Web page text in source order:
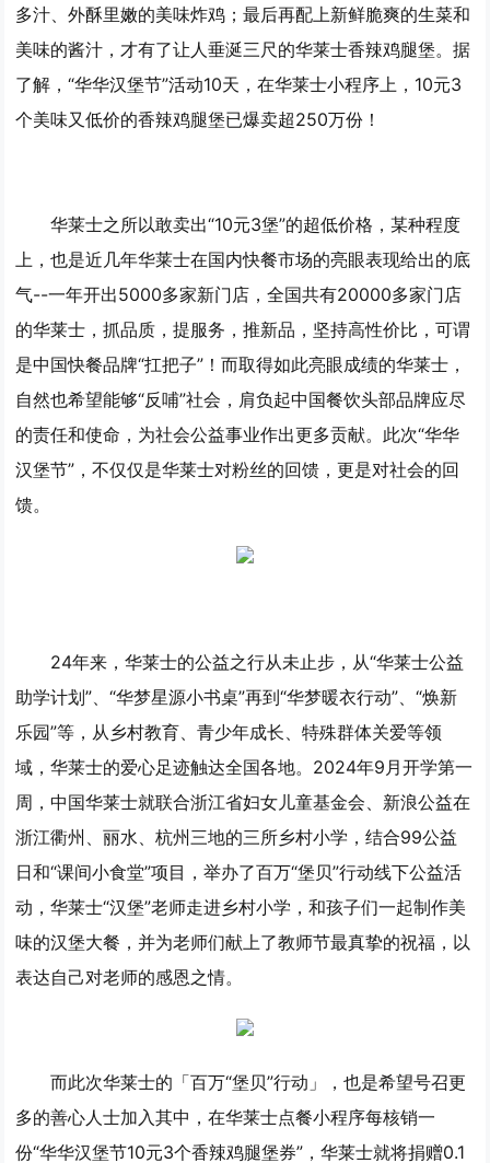
多汁、外酥里嫩的美味炸鸡；最后再配上新鲜脆爽的生菜和
美味的酱汁，才有了让人垂涎三尺的华莱士香辣鸡腿堡。据
了解，“华华汉堡节”活动10天，在华莱士小程序上，10元3
个美味又低价的香辣鸡腿堡已爆卖超250万份！
华莱士之所以敢卖出“10元3堡”的超低价格，某种程度
上，也是近几年华莱士在国内快餐市场的亮眼表现给出的底
气--一年开出5000多家新门店，全国共有20000多家门店
的华莱士，抓品质，提服务，推新品，坚持高性价比，可谓
是中国快餐品牌“扛把子”！而取得如此亮眼成绩的华莱士，
自然也希望能够“反哺”社会，肩负起中国餐饮头部品牌应尽
的责任和使命，为社会公益事业作出更多贡献。此次“华华
汉堡节”，不仅仅是华莱士对粉丝的回馈，更是对社会的回
馈。
24年来，华莱士的公益之行从未止步，从“华莱士公益
助学计划”、“华梦星源小书桌”再到“华梦暖衣行动”、“焕新
乐园”等，从乡村教育、青少年成长、特殊群体关爱等领
域，华莱士的爱心足迹触达全国各地。2024年9月开学第一
周，中国华莱士就联合浙江省妇女儿童基金会、新浪公益在
浙江衢州、丽水、杭州三地的三所乡村小学，结合99公益
日和“课间小食堂”项目，举办了百万“堡贝”行动线下公益活
动，华莱士“汉堡”老师走进乡村小学，和孩子们一起制作美
味的汉堡大餐，并为老师们献上了教师节最真挚的祝福，以
表达自己对老师的感恩之情。
而此次华莱士的「百万“堡贝”行动」，也是希望号召更
多的善心人士加入其中，在华莱士点餐小程序每核销一
份“华华汉堡节10元3个香辣鸡腿堡券”，华莱士就将捐赠0.1